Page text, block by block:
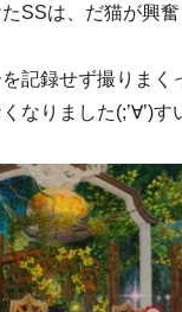
SSは、だ猫が興
記録せず撮りまく
なりました(;’∀’)す